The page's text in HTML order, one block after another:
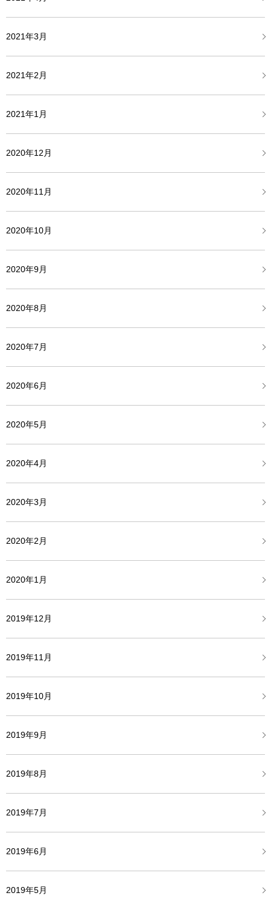
2021年3月
2021年2月
2021年1月
2020年12月
2020年11月
2020年10月
2020年9月
2020年8月
2020年7月
2020年6月
2020年5月
2020年4月
2020年3月
2020年2月
2020年1月
2019年12月
2019年11月
2019年10月
2019年9月
2019年8月
2019年7月
2019年6月
2019年5月